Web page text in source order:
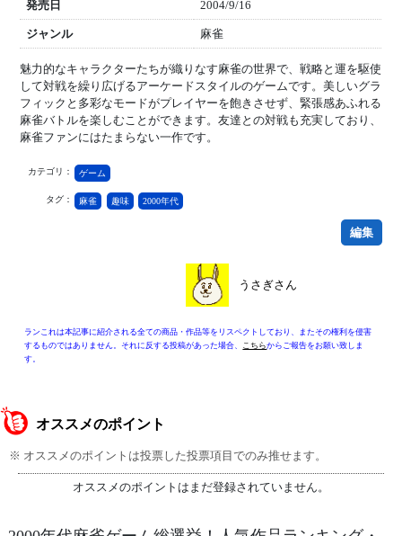
発売日 2004/9/16
ジャンル 麻雀
魅力的なキャラクターたちが織りなす麻雀の世界で、戦略と運を駆使
して対戦を繰り広げるアーケードスタイルのゲームです。美しいグラ
フィックと多彩なモードがプレイヤーを飽きさせず、緊張感あふれる
麻雀バトルを楽しむことができます。友達との対戦も充実しており、
麻雀ファンにはたまらない一作です。
カテゴリ： ゲーム
タグ： 麻雀 趣味 2000年代
編集
うさぎさん
ランこれは本記事に紹介される全ての商品・作品等をリスペクトしており、またその権利を侵害
するものではありません。それに反する投稿があった場合、 こちらからご報告をお願い致しま
す。
オススメのポイント
※ オススメのポイントは投票した投票項目でのみ推せます。
オススメのポイントはまだ登録されていません。